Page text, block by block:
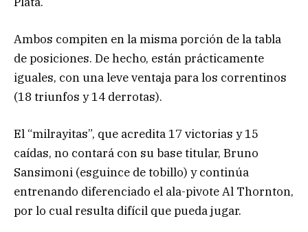
Ambos compiten en la misma porción de la tabla
de posiciones. De hecho, están prácticamente
iguales, con una leve ventaja para los correntinos
(18 triunfos y 14 derrotas).
El “milrayitas”, que acredita 17 victorias y 15
caídas, no contará con su base titular, Bruno
Sansimoni (esguince de tobillo) y continúa
entrenando diferenciado el ala-pivote Al Thornton,
por lo cual resulta difícil que pueda jugar.